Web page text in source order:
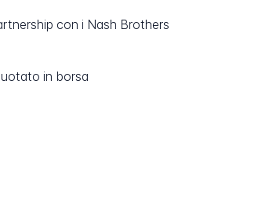
con i Nash Brothers
in borsa